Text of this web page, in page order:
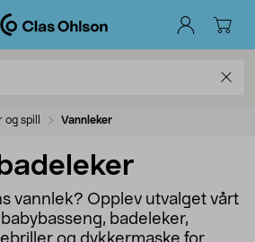
og spill Vannleker
vannlek? Opplev utvalget vårt
badeleker,